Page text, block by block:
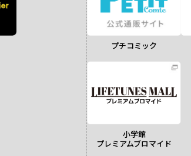
プチコミック
小学館
プレミアムブロマイド